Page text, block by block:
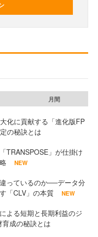
月間
化に貢献する「進化版FP
の秘訣とは
TRANSPOSE」が仕掛け
NEW
っているのか──データ分
「CLV」の本質
NEW
よる短期と長期利益のジ
成の秘訣とは